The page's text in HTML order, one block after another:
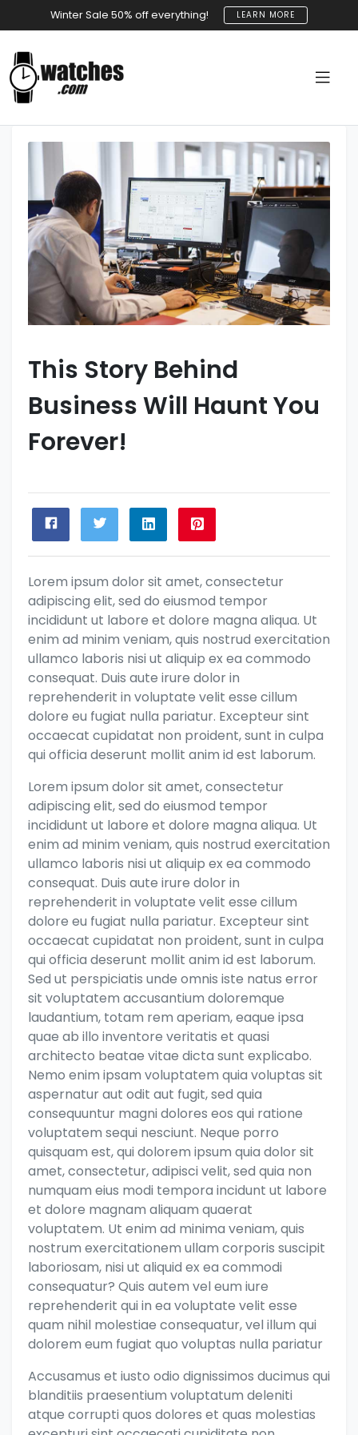
Winter Sale 50% off everything! LEARN MORE
This Story Behind
Business Will Haunt You
Forever!
Lorem ipsum dolor sit amet, consectetur
adipiscing elit, sed do eiusmod tempor
incididunt ut labore et dolore magna aliqua. Ut
enim ad minim veniam, quis nostrud exercitation
ullamco laboris nisi ut aliquip ex ea commodo
consequat. Duis aute irure dolor in
reprehenderit in voluptate velit esse cillum
dolore eu fugiat nulla pariatur. Excepteur sint
occaecat cupidatat non proident, sunt in culpa
qui officia deserunt mollit anim id est laborum.
Lorem ipsum dolor sit amet, consectetur
adipiscing elit, sed do eiusmod tempor
incididunt ut labore et dolore magna aliqua. Ut
enim ad minim veniam, quis nostrud exercitation
ullamco laboris nisi ut aliquip ex ea commodo
consequat. Duis aute irure dolor in
reprehenderit in voluptate velit esse cillum
dolore eu fugiat nulla pariatur. Excepteur sint
occaecat cupidatat non proident, sunt in culpa
qui officia deserunt mollit anim id est laborum.
Sed ut perspiciatis unde omnis iste natus error
sit voluptatem accusantium doloremque
laudantium, totam rem aperiam, eaque ipsa
quae ab illo inventore veritatis et quasi
architecto beatae vitae dicta sunt explicabo.
Nemo enim ipsam voluptatem quia voluptas sit
aspernatur aut odit aut fugit, sed quia
consequuntur magni dolores eos qui ratione
voluptatem sequi nesciunt. Neque porro
quisquam est, qui dolorem ipsum quia dolor sit
amet, consectetur, adipisci velit, sed quia non
numquam eius modi tempora incidunt ut labore
et dolore magnam aliquam quaerat
voluptatem. Ut enim ad minima veniam, quis
nostrum exercitationem ullam corporis suscipit
laboriosam, nisi ut aliquid ex ea commodi
consequatur? Quis autem vel eum iure
reprehenderit qui in ea voluptate velit esse
quam nihil molestiae consequatur, vel illum qui
dolorem eum fugiat quo voluptas nulla pariatur
Accusamus et iusto odio dignissimos ducimus qui
blanditiis praesentium voluptatum deleniti
atque corrupti quos dolores et quas molestias